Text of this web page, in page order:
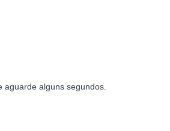
aguarde alguns segundos.